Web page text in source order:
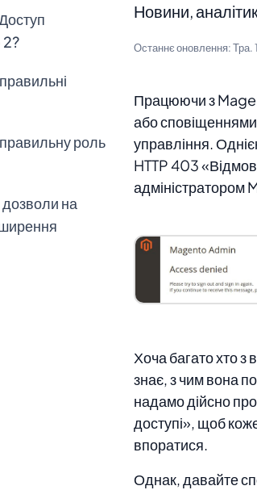
Новини,
Останнє оновлення:Тра.
Працюючи з
або
управління.
HTTP 403
адміністратором
Хоча багато хто з
знає, з чим вона
надамо дійсно
доступі», щоб
впоратися.
Однак, давайте
роль
на